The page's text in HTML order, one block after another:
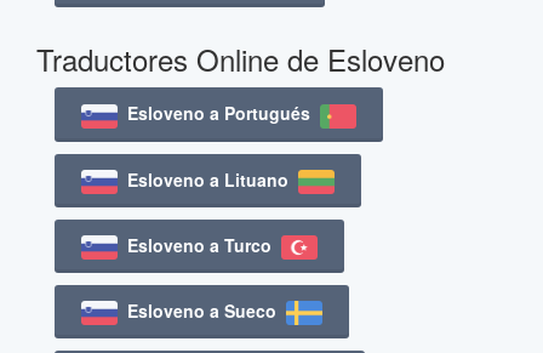
Traductores Online de Esloveno
Esloveno a Portugués
Esloveno a Lituano
Esloveno a Turco
Esloveno a Sueco